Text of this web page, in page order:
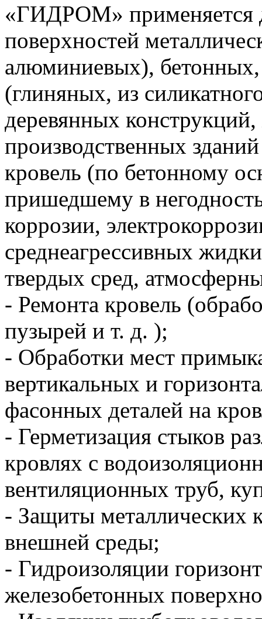
«ГИДРОМ» применяется
поверхностей
алюминиевых),
(глиняных, из
деревянных
производственных
кровель (по бетонному
пришедшему в
коррозии,
среднеагрессивных
твердых сред,
- Ремонта кровель
пузырей и т. д. );
- Обработки мест
вертикальных и
фасонных деталей на
- Герметизация стыков
кровлях с
вентиляционных труб,
- Защиты металлических
внешней среды;
- Гидроизоляции
железобетонных